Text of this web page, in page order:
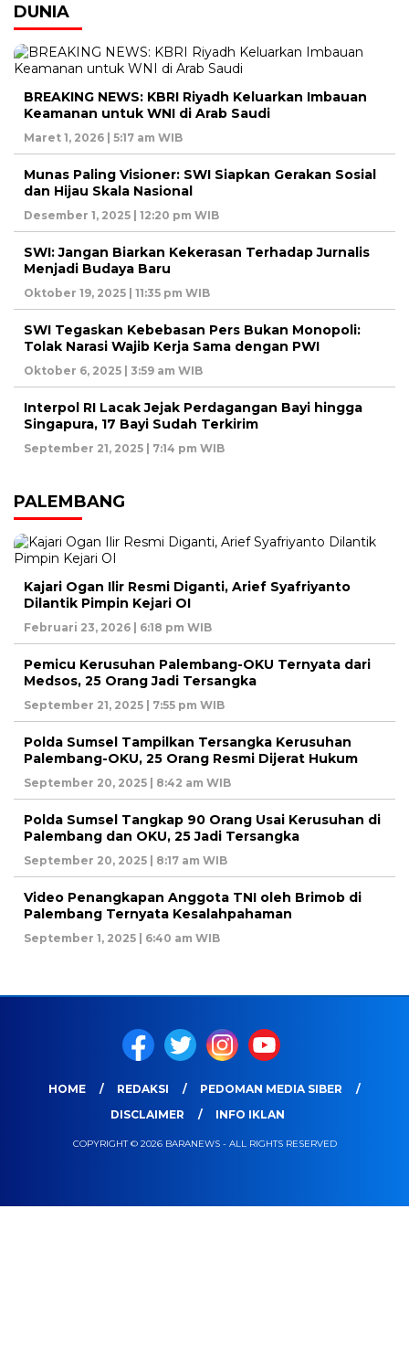
DUNIA
BREAKING NEWS: KBRI Riyadh Keluarkan Imbauan
Keamanan untuk WNI di Arab Saudi
Maret 1, 2026 | 5:17 am WIB
Munas Paling Visioner: SWI Siapkan Gerakan Sosial
dan Hijau Skala Nasional
Desember 1, 2025 | 12:20 pm WIB
SWI: Jangan Biarkan Kekerasan Terhadap Jurnalis
Menjadi Budaya Baru
Oktober 19, 2025 | 11:35 pm WIB
SWI Tegaskan Kebebasan Pers Bukan Monopoli:
Tolak Narasi Wajib Kerja Sama dengan PWI
Oktober 6, 2025 | 3:59 am WIB
Interpol RI Lacak Jejak Perdagangan Bayi hingga
Singapura, 17 Bayi Sudah Terkirim
September 21, 2025 | 7:14 pm WIB
PALEMBANG
Kajari Ogan Ilir Resmi Diganti, Arief Syafriyanto
Dilantik Pimpin Kejari OI
Februari 23, 2026 | 6:18 pm WIB
Pemicu Kerusuhan Palembang-OKU Ternyata dari
Medsos, 25 Orang Jadi Tersangka
September 21, 2025 | 7:55 pm WIB
Polda Sumsel Tampilkan Tersangka Kerusuhan
Palembang-OKU, 25 Orang Resmi Dijerat Hukum
September 20, 2025 | 8:42 am WIB
Polda Sumsel Tangkap 90 Orang Usai Kerusuhan di
Palembang dan OKU, 25 Jadi Tersangka
September 20, 2025 | 8:17 am WIB
Video Penangkapan Anggota TNI oleh Brimob di
Palembang Ternyata Kesalahpahaman
September 1, 2025 | 6:40 am WIB
HOME REDAKSI
PEDOMAN MEDIA SIBER
DISCLAIMER
INFO IKLAN
COPYRIGHT © 2026 BARANEWS - ALL RIGHTS RESERVED